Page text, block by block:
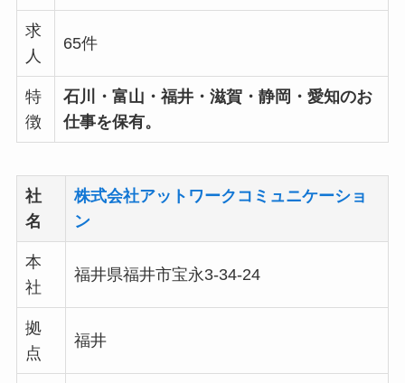
求
人
65件
特
徴
石川・富山・福井・滋賀・静岡・愛知のお
仕事を保有。
社
名
株式会社アットワークコミュニケーショ
ン
本
社
福井県福井市宝永3-34-24
拠
点
福井